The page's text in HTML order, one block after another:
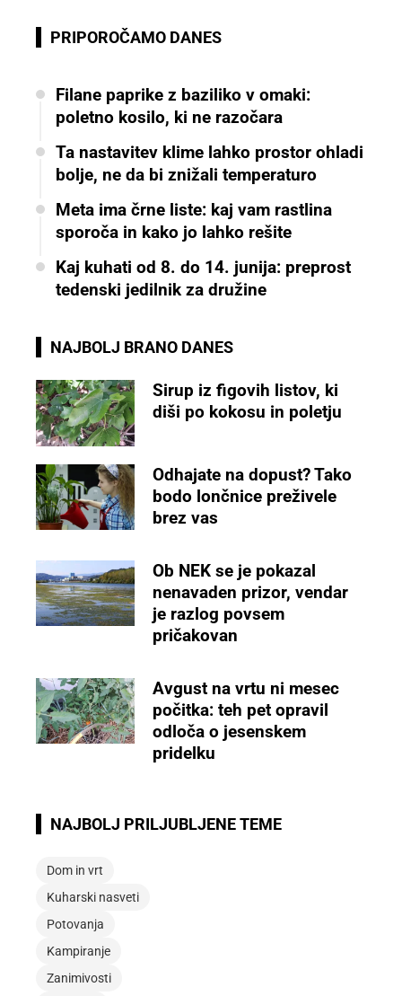
PRIPOROČAMO DANES
Filane paprike z baziliko v omaki:
poletno kosilo, ki ne razočara
Ta nastavitev klime lahko prostor ohladi
bolje, ne da bi znižali temperaturo
Meta ima črne liste: kaj vam rastlina
sporoča in kako jo lahko rešite
Kaj kuhati od 8. do 14. junija: preprost
tedenski jedilnik za družine
NAJBOLJ BRANO DANES
Sirup iz figovih listov, ki
diši po kokosu in poletju
Odhajate na dopust? Tako
bodo lončnice preživele
brez vas
Ob NEK se je pokazal
nenavaden prizor, vendar
je razlog povsem
pričakovan
Avgust na vrtu ni mesec
počitka: teh pet opravil
odloča o jesenskem
pridelku
NAJBOLJ PRILJUBLJENE TEME
Dom in vrt
Kuharski nasveti
Potovanja
Kampiranje
Zanimivosti